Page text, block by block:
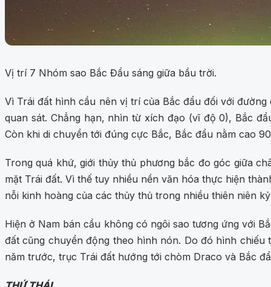
Vị trí 7 Nhóm sao Bắc Đẩu sáng giữa bầu trời.
Vì Trái đất hình cầu nên vị trí của Bắc đẩu đối với
quan sát. Chẳng hạn, nhìn từ xích đạo (vĩ độ 0), Bắc
Còn khi di chuyển tới đúng cực Bắc, Bắc đẩu nằm cao
Trong quá khứ, giới thủy thủ phương bắc đo góc giữa
mặt Trái đất. Vì thế tuy nhiều nền văn hóa thực hiện
nỗi kinh hoàng của các thủy thủ trong nhiều thiên niên
Hiện ở Nam bán cầu không có ngôi sao tương ứng với
đất cũng chuyển động theo hình nón. Do đó hình
năm trước, trục Trái đất hướng tới chòm Draco và Bắc